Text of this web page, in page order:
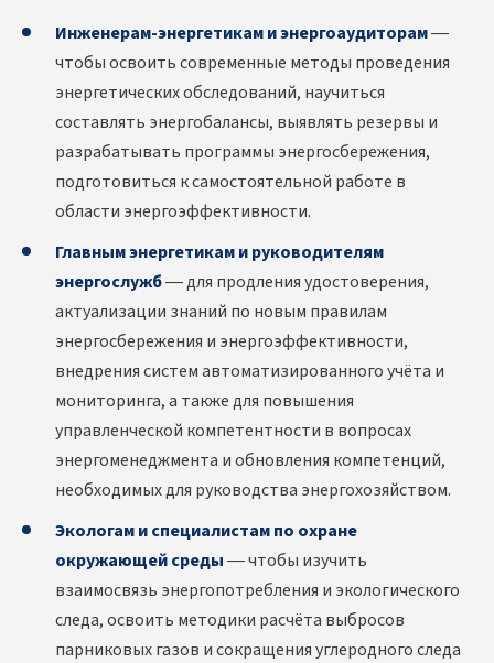
Инженерам-энергетикам и энергоаудиторам—
чтобы освоить современные методы проведения
энергетических обследований, научиться
составлять энергобалансы, выявлять резервы и
разрабатывать программы энергосбережения,
подготовиться к самостоятельной работе в
области энергоэффективности.
Главным энергетикам и руководителям
энергослужб— для продления удостоверения,
актуализации знаний по новым правилам
энергосбережения и энергоэффективности,
внедрения систем автоматизированного учёта и
мониторинга, а также для повышения
управленческой компетентности в вопросах
энергоменеджмента и обновления компетенций,
необходимых для руководства энергохозяйством.
Экологам и специалистам по охране
окружающей среды— чтобы изучить
взаимосвязь энергопотребления и экологического
следа, освоить методики расчёта выбросов
парниковых газов и сокращения углеродного следа